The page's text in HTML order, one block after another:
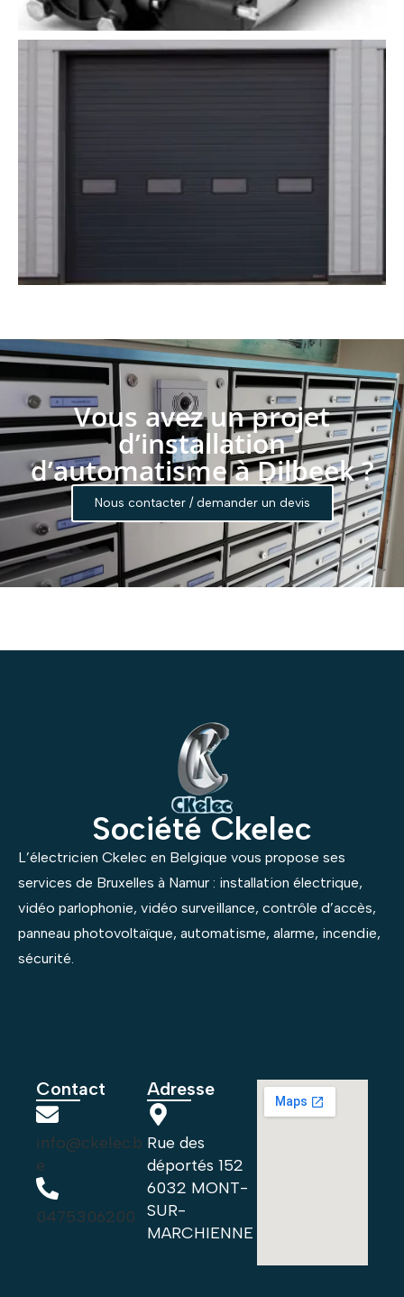
Vous avez un projet
d’installation
d’automatisme à Dilbeek ?
Nous contacter / demander un devis
Société Ckelec
L’électricien Ckelec en Belgique vous propose ses
services de Bruxelles à Namur : installation électrique,
vidéo parlophonie, vidéo surveillance, contrôle d’accès,
panneau photovoltaïque, automatisme, alarme, incendie,
sécurité.
Contact
info@ckelec.b
e
0475306200
Adresse
Rue des
déportés 152
6032 MONT-
SUR-
MARCHIENNE